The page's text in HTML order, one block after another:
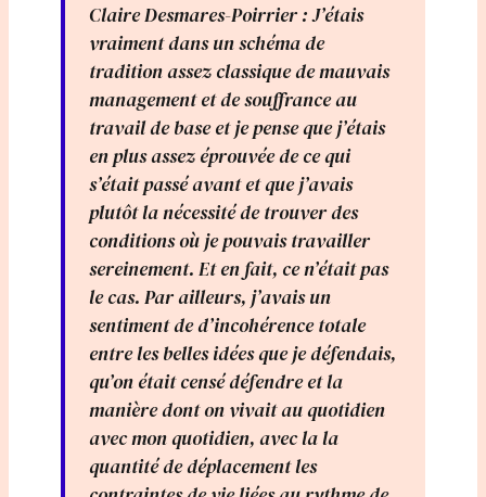
Claire Desmares-Poirrier : J’étais
vraiment dans un schéma de
tradition assez classique de mauvais
management et de souffrance au
travail de base et je pense que j’étais
en plus assez éprouvée de ce qui
s’était passé avant et que j’avais
plutôt la nécessité de trouver des
conditions où je pouvais travailler
sereinement. Et en fait, ce n’était pas
le cas. Par ailleurs, j’avais un
sentiment de d’incohérence totale
entre les belles idées que je défendais,
qu’on était censé défendre et la
manière dont on vivait au quotidien
avec mon quotidien, avec la la
quantité de déplacement les